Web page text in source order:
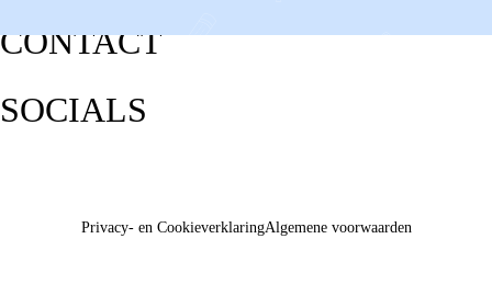
CONTACT
SOCIALS
Privacy- en CookieverklaringAlgemene voorwaarden